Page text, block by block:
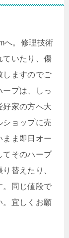
へ。修理技術
ていたり、傷
しますのでご
プは、しっ
好家の方へ大
ショップに売
まま即日オー
てそのハープ
替えたり、
。同じ値段で
。宜しくお願